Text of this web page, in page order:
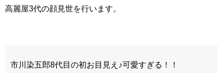
高麗屋3代の顔見世を行います。
市川染五郎8代目の初お目見え♪可愛すぎる！！